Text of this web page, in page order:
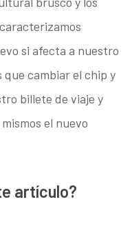
si afecta a nuestro
cambiar el chip y
billete de viaje y
el nuevo
artículo?